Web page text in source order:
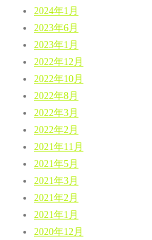
2024年1月
2023年6月
2023年1月
2022年12月
2022年10月
2022年8月
2022年3月
2022年2月
2021年11月
2021年5月
2021年3月
2021年2月
2021年1月
2020年12月